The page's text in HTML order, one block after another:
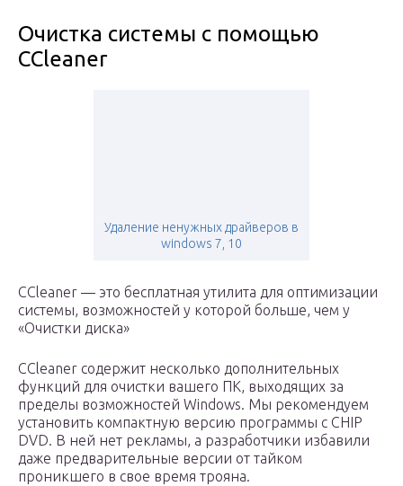
Очистка системы с помощью
CCleaner
Удаление ненужных драйверов в
windows 7, 10
CCleaner — это бесплатная утилита для оптимизации
системы, возможностей у которой больше, чем у
«Очистки диска»
CCleaner содержит несколько дополнительных
функций для очистки вашего ПК, выходящих за
пределы возможностей Windows. Мы рекомендуем
установить компактную версию программы с CHIP
DVD. В ней нет рекламы, а разработчики избавили
даже предварительные версии от тайком
проникшего в свое время трояна.